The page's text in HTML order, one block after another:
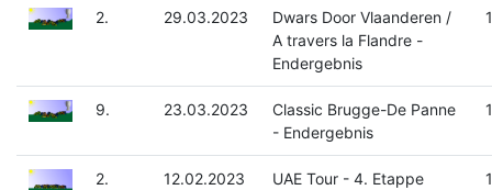
2. 29.03.2023
Dwars Door Vlaanderen /
A travers la Flandre -
Endergebnis
9. 23.03.2023
Classic Brugge-De Panne
- Endergebnis
2. 12.02.2023
UAE Tour - 4. Etappe